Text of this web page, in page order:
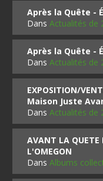
Après la Quête -
DansActualités de
Après la Quête -
DansActualités de
EXPOSITION/
Maison Juste
DansActualités de
AVANT LA QUETE
L'OMEGON
DansAlbums